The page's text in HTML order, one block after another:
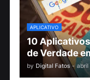
APLICATIVO
10
de Verdade
by Digital Fatos - abril